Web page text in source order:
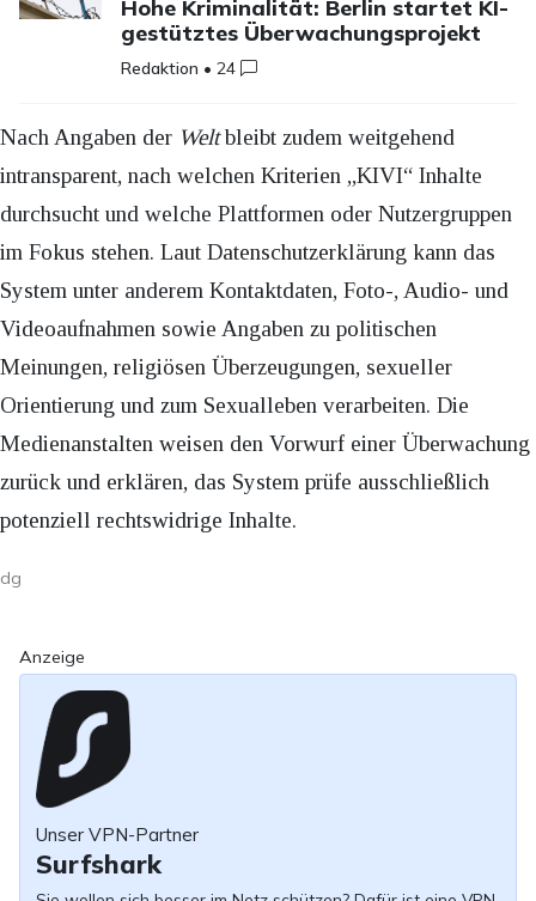
Hohe Kriminalität: Berlin startet KI-
gestütztes Überwachungsprojekt
Redaktion •24
Nach Angaben der Weltbleibt zudem weitgehend
intransparent, nach welchen Kriterien „KIVI“ Inhalte
durchsucht und welche Plattformen oder Nutzergruppen
im Fokus stehen. Laut Datenschutzerklärung kann das
System unter anderem Kontaktdaten, Foto-, Audio- und
Videoaufnahmen sowie Angaben zu politischen
Meinungen, religiösen Überzeugungen, sexueller
Orientierung und zum Sexualleben verarbeiten. Die
Medienanstalten weisen den Vorwurf einer Überwachung
zurück und erklären, das System prüfe ausschließlich
potenziell rechtswidrige Inhalte.
dg
Anzeige
Unser VPN-Partner
Surfshark